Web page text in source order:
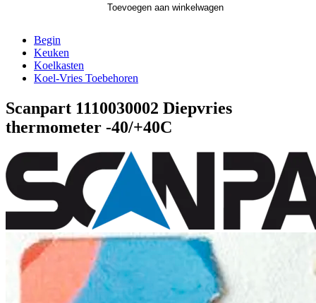
Toevoegen aan winkelwagen
Begin
Keuken
Koelkasten
Koel-Vries Toebehoren
Scanpart 1110030002 Diepvries
thermometer -40/+40C